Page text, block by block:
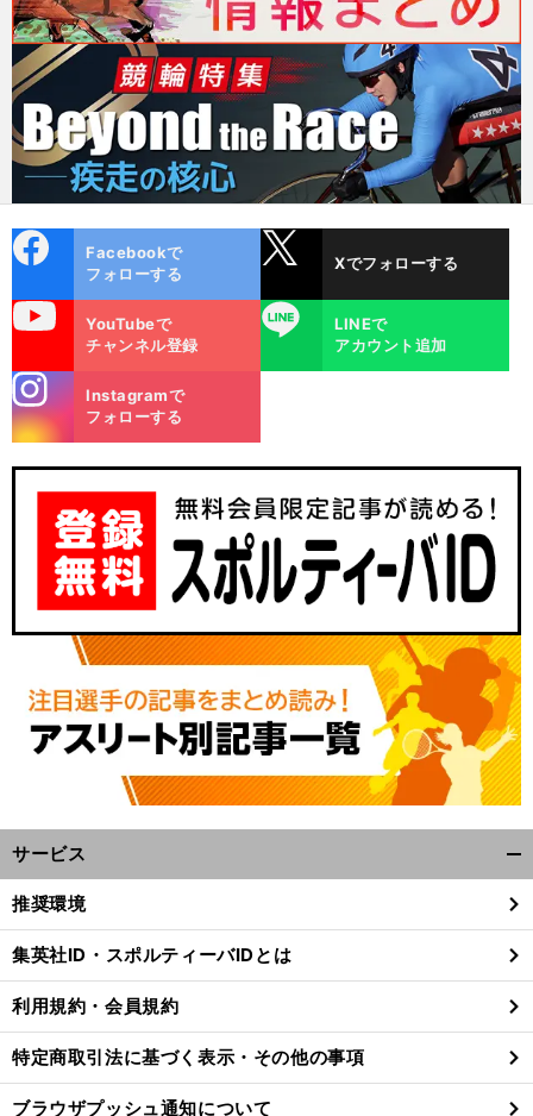
ok
Facebookで
フォローする
Xでフォローする
YouTubeで
チャンネル登録
LINE
LINEで
アカウント追加
m
Instagramで
フォローする
サービス
閉
る
推奨環境
集英社ID・スポルティーバIDとは
利用規約・会員規約
特定商取引法に基づく表示・その他の事項
ブラウザプッシュ通知について